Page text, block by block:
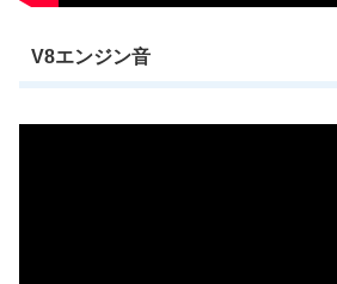
V8エンジン音